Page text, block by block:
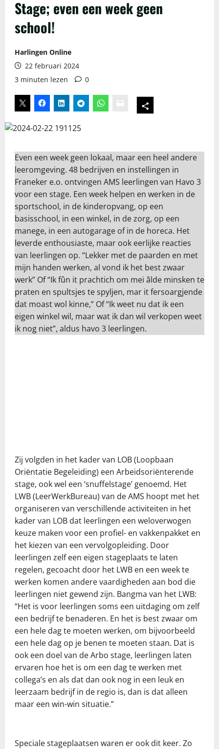
Stage; even een week geen
school!
Harlingen Online
22 februari 2024
3 minuten lezen
0
Even een week geen lokaal, maar een heel andere
leeromgeving. 48 bedrijven en instellingen in
Franeker e.o. ontvingen AMS leerlingen van Havo 3
voor een stage. Een week helpen en werken in de
sportschool, in de kinderopvang, op een
basisschool, in een winkel, in de zorg, op een
manege, in een autogarage of in de horeca. Het
leverde enthousiaste, maar ook eerlijke reacties
van leerlingen op. “Lekker met de paarden en met
mijn handen werken, al vond ik het best zwaar
werk” Of “Ik fûn it prachtich om mei âlde minsken te
praten en spultsjes te spyljen, mar it fersoargjende
dat moast wol kinne,” Of “Ik weet nu dat ik een
eigen winkel wil, maar wat ik dan wil verkopen weet
ik nog niet”, aldus havo 3 leerlingen.
Zij volgden in het kader van LOB (Loopbaan
Oriëntatie Begeleiding) een Arbeidsoriënterende
stage, ook wel een ‘snuffelstage’ genoemd. Het
LWB (LeerWerkBureau) van de AMS hoopt met het
organiseren van verschillende activiteiten in het
kader van LOB dat leerlingen een weloverwogen
keuze maken voor een profiel- en vakkenpakket en
het kiezen van een vervolgopleiding. Door
leerlingen zelf een eigen stageplaats te laten
regelen, gecoacht door het LWB en een week te
werken komen andere vaardigheden aan bod die
leerlingen niet gewend zijn. Bangma van het LWB:
“Het is voor leerlingen soms een uitdaging om zelf
een bedrijf te benaderen. En het is best zwaar om
een hele dag te moeten werken, om bijvoorbeeld
een hele dag op je benen te moeten staan. Dat is
ook een doel van de Arbo stage, leerlingen laten
ervaren hoe het is om een dag te werken met
collega’s en als dat dan ook nog in een leuk en
leerzaam bedrijf in de regio is, dan is dat alleen
maar een win-win situatie.”
Speciale stageplaatsen waren er ook dit keer. Zo